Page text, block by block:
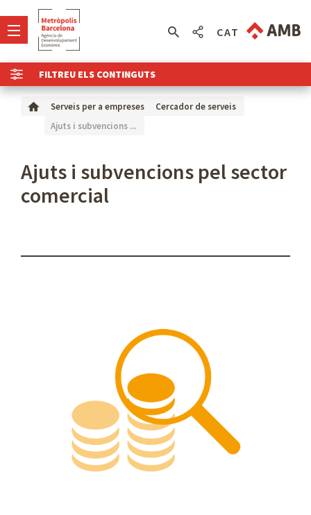
FILTREU ELS CONTINGUTS
CAT
Serveis per a empreses
Cercador de serveis
Ajuts i subvencions ...
Ajuts i subvencions pel sector
comercial